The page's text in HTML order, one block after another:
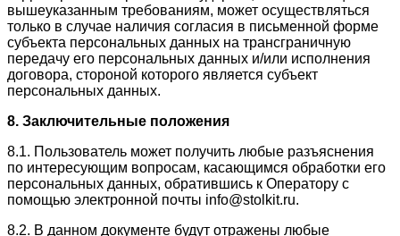
вышеуказанным требованиям, может осуществляться
только в случае наличия согласия в письменной форме
субъекта персональных данных на трансграничную
передачу его персональных данных и/или исполнения
договора, стороной которого является субъект
персональных данных.
8. Заключительные положения
8.1. Пользователь может получить любые разъяснения
по интересующим вопросам, касающимся обработки его
персональных данных, обратившись к Оператору с
помощью электронной почты info@stolkit.ru.
8.2. В данном документе будут отражены любые